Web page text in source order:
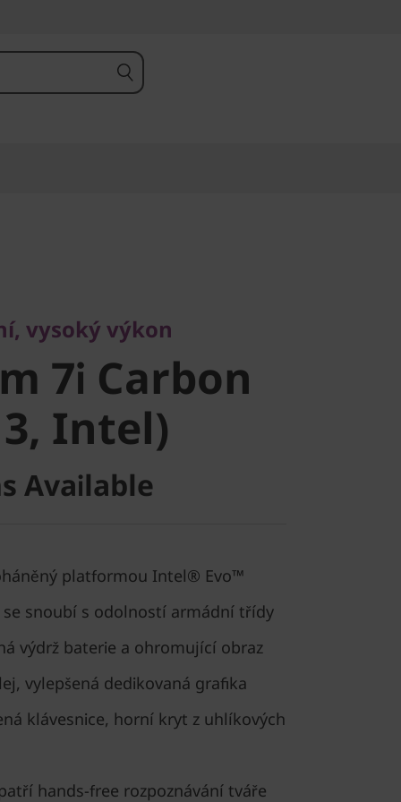
7i Carbon
Intel)
vysoký výkon
7i Carbon
Intel)
Available
platformou Intel® Evo™
snoubí s odolností armádní třídy
výdrž baterie a ohromující obraz
vylepšená dedikovaná grafika
klávesnice, horní kryt z uhlíkových
hands-free rozpoznávání tváře